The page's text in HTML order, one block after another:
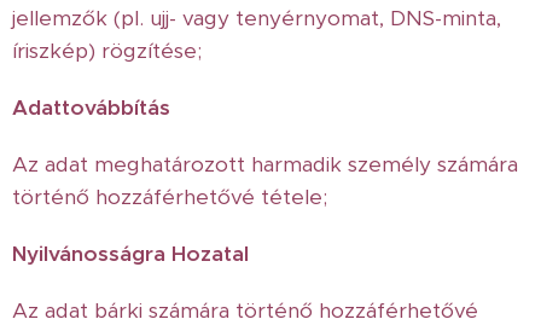
jellemzők (pl. ujj- vagy tenyérnyomat, DNS-minta,
íriszkép) rögzítése;
Adattovábbítás
Az adat meghatározott harmadik személy számára
történő hozzáférhetővé tétele;
Nyilvánosságra Hozatal
Az adat bárki számára történő hozzáférhetővé